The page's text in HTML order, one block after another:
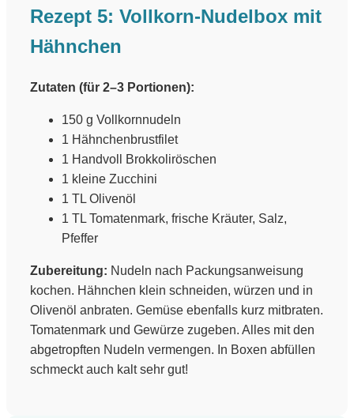
Rezept 5: Vollkorn-Nudelbox mit
Hähnchen
Zutaten (für 2–3 Portionen):
150 g Vollkornnudeln
1 Hähnchenbrustfilet
1 Handvoll Brokkoliröschen
1 kleine Zucchini
1 TL Olivenöl
1 TL Tomatenmark, frische Kräuter, Salz,
Pfeffer
Zubereitung: Nudeln nach Packungsanweisung
kochen. Hähnchen klein schneiden, würzen und in
Olivenöl anbraten. Gemüse ebenfalls kurz mitbraten.
Tomatenmark und Gewürze zugeben. Alles mit den
abgetropften Nudeln vermengen. In Boxen abfüllen
schmeckt auch kalt sehr gut!